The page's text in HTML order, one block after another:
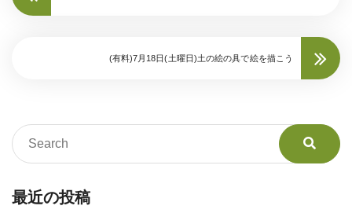
(有料)7月18日(土曜日)土の絵の具で絵を描こう
最近の投稿